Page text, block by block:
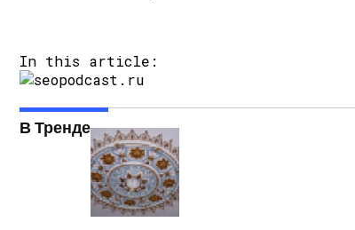
In this article:
В Тренде